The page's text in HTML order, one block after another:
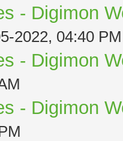
- Digimon
2022, 04:40 PM
- Digimon
- Digimon